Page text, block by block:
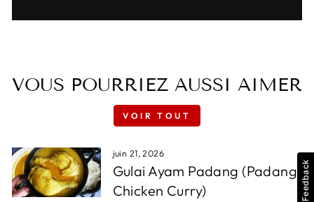
VOUS POURRIEZ AUSSI AIMER
VOIR TOUT
juin 21, 2026
Gulai Ayam Padang (Padang
Chicken Curry)
Feedback